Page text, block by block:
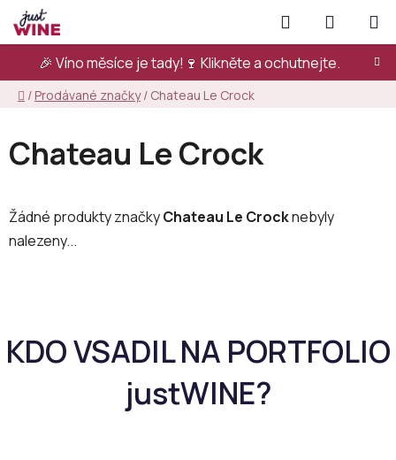
Přejít
na
obsah
🎉 Víno měsíce je tady!🍷 Klikněte a ochutnejte.
Hledat
KOŠÍK
Domů
/ Prodávané značky / Chateau Le Crock
Chateau Le Crock
Žádné produkty značkyChateau Le Crocknebyly
nalezeny...